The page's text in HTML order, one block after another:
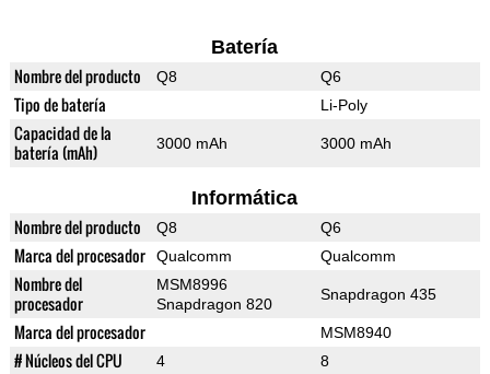
Batería
Nombre del producto Q8 Q6
Tipo de batería Li-Poly
Capacidad de la
batería (mAh)
3000 mAh 3000 mAh
Informática
Nombre del producto Q8 Q6
Marca del procesador Qualcomm Qualcomm
Nombre del
procesador
MSM8996
Snapdragon 820
Snapdragon 435
Marca del procesador MSM8940
# Núcleos del CPU 4 8